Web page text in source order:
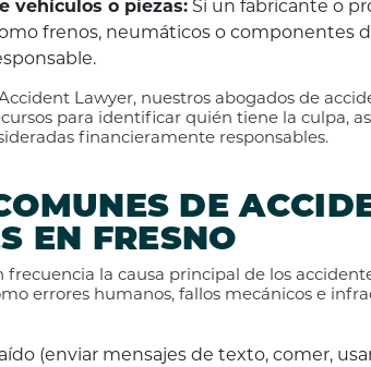
vehículos o piezas: Si un fabricante o
frenos, neumáticos o componentes
Lawyer, nuestros abogados de
para identificar quién tiene la culpa,
financieramente responsables.
DE
EN FRESNO
frecuencia la causa principal de los
errores humanos, fallos mecánicos e
(enviar mensajes de texto, comer,